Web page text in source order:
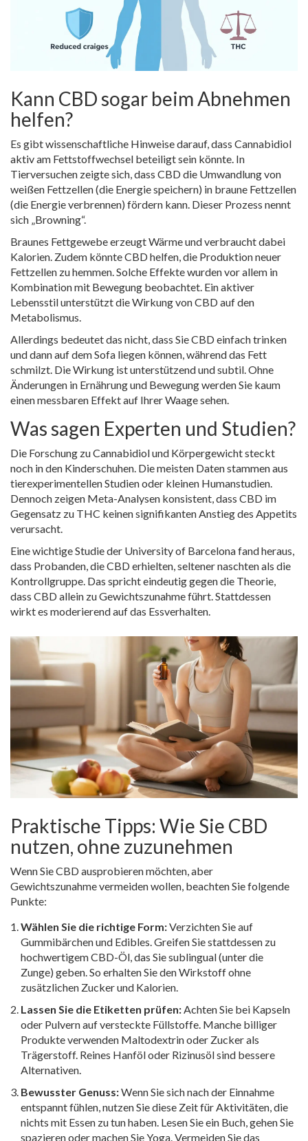
Kann CBD sogar beim Abnehmen
helfen?
Es gibt wissenschaftliche Hinweise darauf, dass Cannabidiol
aktiv am Fettstoffwechsel beteiligt sein könnte. In
Tierversuchen zeigte sich, dass CBD die Umwandlung von
weißen Fettzellen (die Energie speichern) in braune Fettzellen
(die Energie verbrennen) fördern kann. Dieser Prozess nennt
sich „Browning“.
Braunes Fettgewebe erzeugt Wärme und verbraucht dabei
Kalorien. Zudem könnte CBD helfen, die Produktion neuer
Fettzellen zu hemmen. Solche Effekte wurden vor allem in
Kombination mit Bewegung beobachtet. Ein aktiver
Lebensstil unterstützt die Wirkung von CBD auf den
Metabolismus.
Allerdings bedeutet das nicht, dass Sie CBD einfach trinken
und dann auf dem Sofa liegen können, während das Fett
schmilzt. Die Wirkung ist unterstützend und subtil. Ohne
Änderungen in Ernährung und Bewegung werden Sie kaum
einen messbaren Effekt auf Ihrer Waage sehen.
Was sagen Experten und Studien?
Die Forschung zu Cannabidiol und Körpergewicht steckt
noch in den Kinderschuhen. Die meisten Daten stammen aus
tierexperimentellen Studien oder kleinen Humanstudien.
Dennoch zeigen Meta-Analysen konsistent, dass CBD im
Gegensatz zu THC keinen signifikanten Anstieg des Appetits
verursacht.
Eine wichtige Studie der University of Barcelona fand heraus,
dass Probanden, die CBD erhielten, seltener naschten als die
Kontrollgruppe. Das spricht eindeutig gegen die Theorie,
dass CBD allein zu Gewichtszunahme führt. Stattdessen
wirkt es moderierend auf das Essverhalten.
Praktische Tipps: Wie Sie CBD
nutzen, ohne zuzunehmen
Wenn Sie CBD ausprobieren möchten, aber
Gewichtszunahme vermeiden wollen, beachten Sie folgende
Punkte:
Wählen Sie die richtige Form:Verzichten Sie auf
Gummibärchen und Edibles. Greifen Sie stattdessen zu
hochwertigem CBD-Öl, das Sie sublingual (unter die
Zunge) geben. So erhalten Sie den Wirkstoff ohne
zusätzlichen Zucker und Kalorien.
Lassen Sie die Etiketten prüfen: Achten Sie bei Kapseln
oder Pulvern auf versteckte Füllstoffe. Manche billiger
Produkte verwenden Maltodextrin oder Zucker als
Trägerstoff. Reines Hanföl oder Rizinusöl sind bessere
Alternativen.
Bewusster Genuss:Wenn Sie sich nach der Einnahme
entspannt fühlen, nutzen Sie diese Zeit für Aktivitäten, die
nichts mit Essen zu tun haben. Lesen Sie ein Buch, gehen Sie
spazieren oder machen Sie Yoga. Vermeiden Sie das